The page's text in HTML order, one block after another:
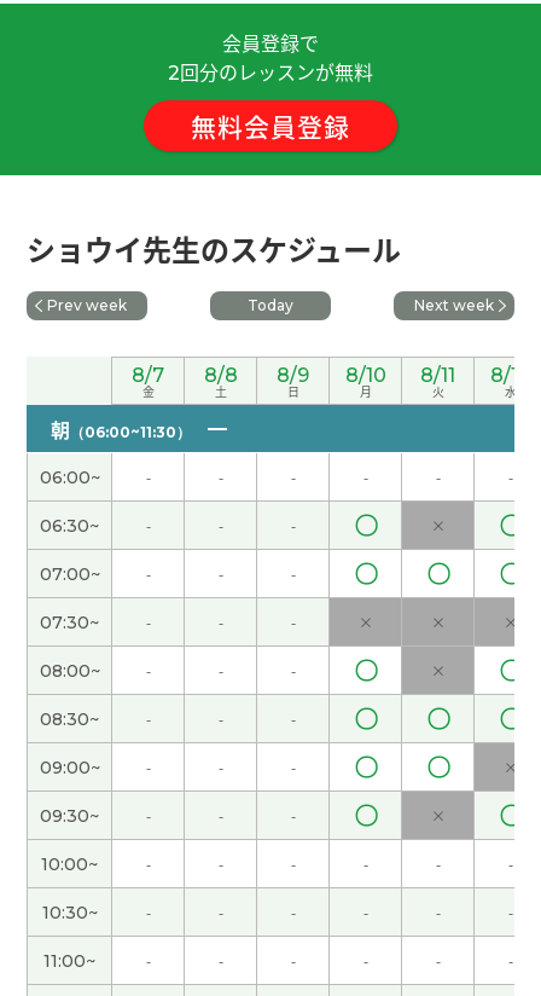
谢谢老师！我会努力学习的。( 30代 女性 )
因为暑假的时候学生很多，所以我的工作很忙。我
秋天打算回国。( 女性 )
面。( 女性 )
您参加志愿者活动真了不起，我很敬佩您！ ( 女性 )
今天我休息。我在家一边看YouTube一边学中文。
女性 )
好久不见、今天聊得很开心、谢谢老师。期待下次
见!( 男性 )
还好,没有以前那么忙了。 ( 女性 )
端午节休息，但是还没有什么安排。如果没有安排
的话，我打算在家好好休息。
( 女性 )
下次见!( 女性 )
是啊。年纪越来越大，我觉得时间过得越来越快。
女性 )
今天谢谢你：）
会員登録で
2回分のレッスンが無料
無料会員登録
ショウイ先生のスケジュール
Prev week Today Next week
8/7
金
8/8
土
8/9
日
8/10
月
8/11
火
8/12
水
朝 （06:00~11:30）
06:00~ - - - - - -
06:30~ - - - 〇 × 〇
07:00~ - - - 〇 〇 〇
07:30~ - - - × × ×
08:00~ - - - 〇 × 〇
08:30~ - - - 〇 〇 〇
09:00~ - - - 〇 〇 ×
09:30~ - - - 〇 × 〇
10:00~ - - - - - -
10:30~ - - - - - -
11:00~ - - - - - -